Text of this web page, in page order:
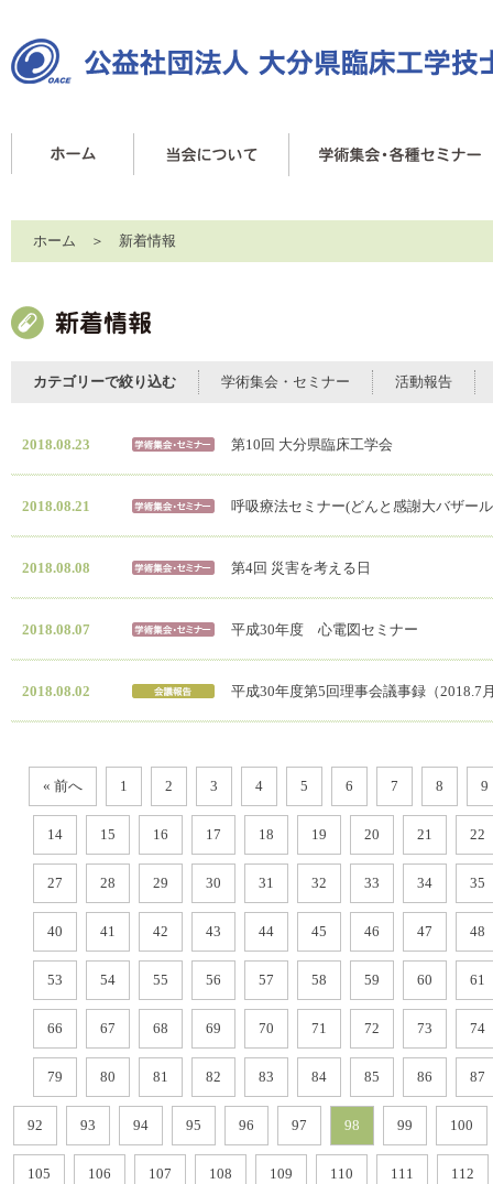
ホーム ＞ 新着情報
カテゴリーで絞り込む 学術集会・セミナー 活動報告
2018.08.23 第10回 大分県臨床工学会
2018.08.21 呼吸療法セミナー(どんと感謝大バザー
2018.08.08 第4回 災害を考える日
2018.08.07 平成30年度 心電図セミナー
2018.08.02 平成30年度第5回理事会議事録（2018.7
« 前へ 1 2 3 4 5 6 7 8 9
14 15 16 17 18 19 20 21 22
27 28 29 30 31 32 33 34 35
40 41 42 43 44 45 46 47 48
53 54 55 56 57 58 59 60 61
66 67 68 69 70 71 72 73 74
79 80 81 82 83 84 85 86 87
92 93 94 95 96 97 98 99 100
105 106 107 108 109 110 111 112